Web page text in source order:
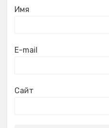
Имя
E-mail
Сайт